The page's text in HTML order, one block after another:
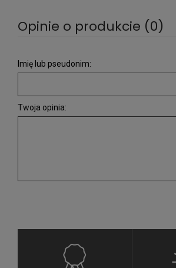
Opinie o produkcie (0)
Imię lub pseudonim:
Twoja opinia: